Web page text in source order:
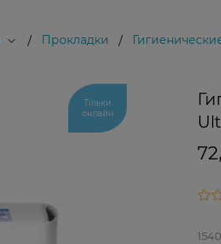
/ Прокладки /
Тільки
онлайн